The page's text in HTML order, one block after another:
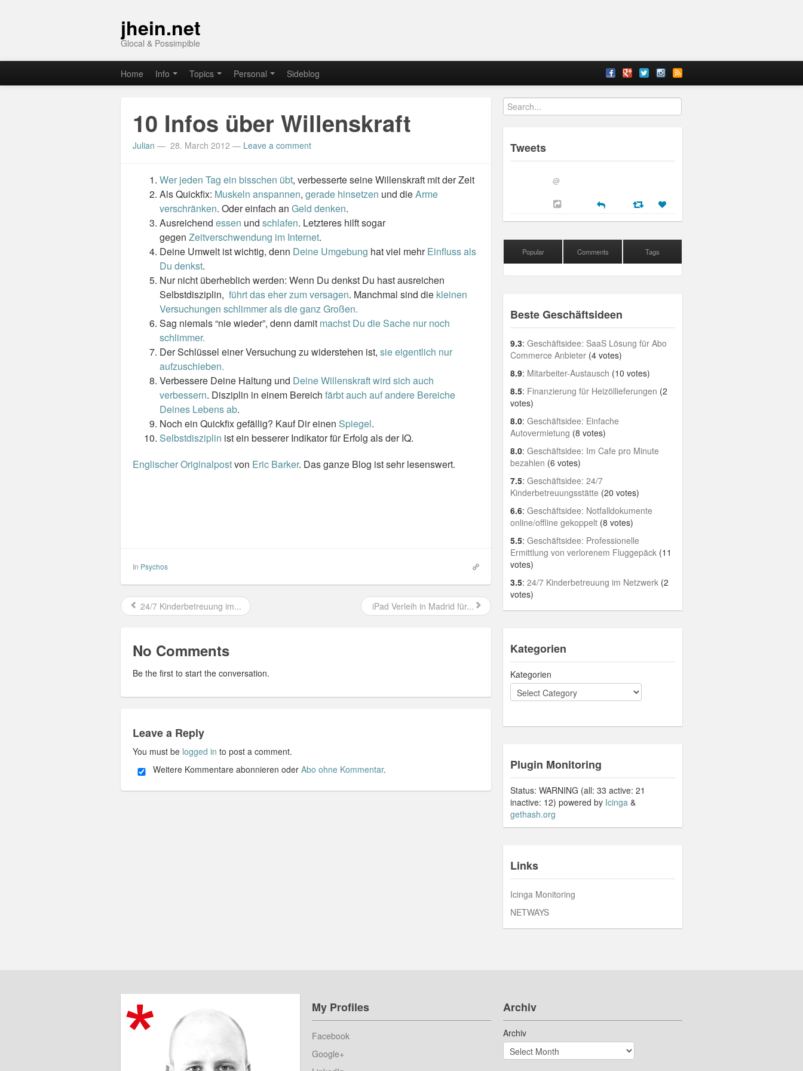
jhein.net
Glocal & Possimpible
Home Info Topics Personal Sideblog
10 Infos über Willenskraft
Julian — 28. March 2012 — Leave a comment
Wer jeden Tag ein bisschen übt, verbesserte seine Willenskraft mit der Zeit
Als Quickfix: Muskeln anspannen, gerade hinsetzen und dieArme
verschränken. Oder einfach an Geld denken.
Ausreichend essen und schlafen. Letzteres hilft sogar
gegen Zeitverschwendung im Internet.
Deine Umwelt ist wichtig, denn Deine Umgebung hat viel mehrEinfluss als
Du denkst.
Nur nicht überheblich werden: Wenn Du denkst Du hast ausreichen
Selbstdisziplin, führt das eher zum versagen. Manchmal sind die kleinen
Versuchungen schlimmer als die ganz Großen.
Sag niemals “nie wieder”, denn damit machst Du die Sache nur noch
schlimmer.
Der Schlüssel einer Versuchung zu widerstehen ist, sie eigentlich nur
aufzuschieben.
Verbessere Deine Haltung und Deine Willenskraft wird sich auch
verbessern. Disziplin in einem Bereich färbt auch auf andere Bereiche
Deines Lebens ab.
Noch ein Quickfix gefällig? Kauf Dir einen Spiegel.
Selbstdisziplin ist ein besserer Indikator für Erfolg als der IQ.
Englischer Originalpostvon Eric Barker. Das ganze Blog ist sehr lesenswert.
In Psychos
24/7 Kinderbetreuung im... iPad Verleih in Madrid für...
No Comments
Be the first to start the conversation.
Leave a Reply
You must be logged in to post a comment.
Weitere Kommentare abonnieren oder Abo ohne Kommentar.
Tweets
@
Popular Comments Tags
Beste Geschäftsideen
9.3: Geschäftsidee: SaaS Lösung für Abo
Commerce Anbieter (4 votes)
8.9: Mitarbeiter-Austausch (10 votes)
8.5: Finanzierung für Heizöllieferungen (2
votes)
8.0: Geschäftsidee: Einfache
Autovermietung (8 votes)
8.0: Geschäftsidee: Im Cafe pro Minute
bezahlen (6 votes)
7.5: Geschäftsidee: 24/7
Kinderbetreuungsstätte (20 votes)
6.6: Geschäftsidee: Notfalldokumente
online/offline gekoppelt (8 votes)
5.5: Geschäftsidee: Professionelle
Ermittlung von verlorenem Fluggepäck (11
votes)
3.5: 24/7 Kinderbetreuung im Netzwerk (2
votes)
Kategorien
Kategorien
Plugin Monitoring
Status: WARNING (all: 33 active: 21
inactive: 12) powered by Icinga &
gethash.org
Links
Icinga Monitoring
NETWAYS
My Profiles
Facebook
Google+
Archiv
Archiv